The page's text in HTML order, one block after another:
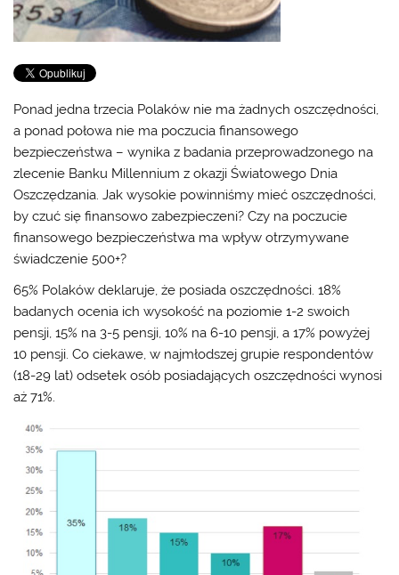
Ponad jedna trzecia Polaków nie ma żadnych oszczędności,
a ponad połowa nie ma poczucia finansowego
bezpieczeństwa – wynika z badania przeprowadzonego na
zlecenie Banku Millennium z okazji Światowego Dnia
Oszczędzania. Jak wysokie powinniśmy mieć oszczędności,
by czuć się finansowo zabezpieczeni? Czy na poczucie
finansowego bezpieczeństwa ma wpływ otrzymywane
świadczenie 500+?
65% Polaków deklaruje, że posiada oszczędności. 18%
badanych ocenia ich wysokość na poziomie 1-2 swoich
pensji, 15% na 3-5 pensji, 10% na 6-10 pensji, a 17% powyżej
10 pensji. Co ciekawe, w najmłodszej grupie respondentów
(18-29 lat) odsetek osób posiadających oszczędności wynosi
aż 71%.